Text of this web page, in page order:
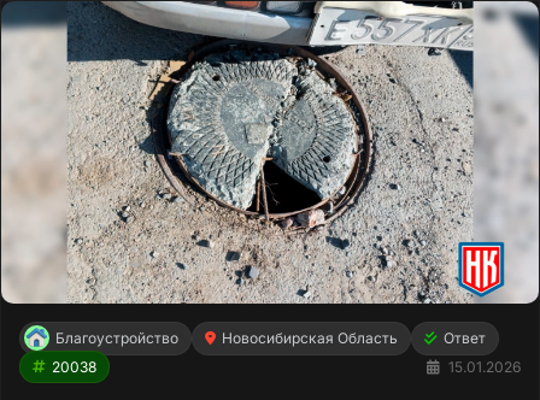
Благоустройство Новосибирская Область
Ответ
20038
15.01.2026